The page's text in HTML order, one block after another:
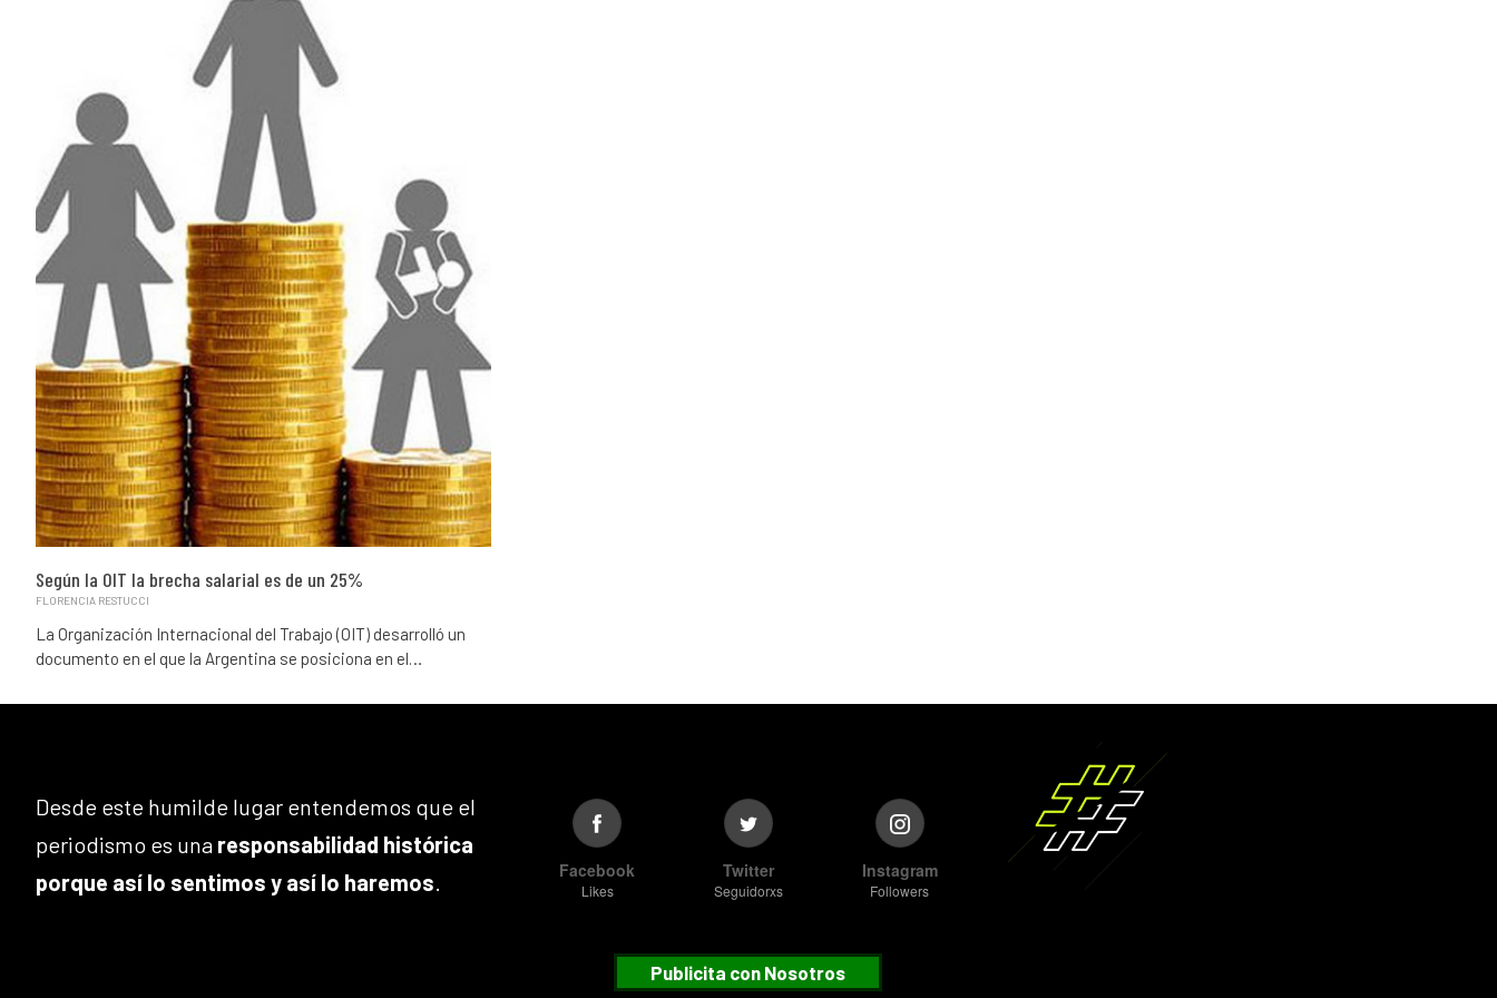
Según la OIT la brecha salarial es de un 25%
FLORENCIA RESTUCCI
La Organización Internacional del Trabajo (OIT) desarrolló un
documento en el que la Argentina se posiciona en el…
Desde este humilde lugar entendemos que el
periodismo es una responsabilidad histórica
porque así lo sentimos y así lo haremos
Facebook
Likes
Twitter
Seguidorxs
Instagram
Followers
Publicita con Nosotros